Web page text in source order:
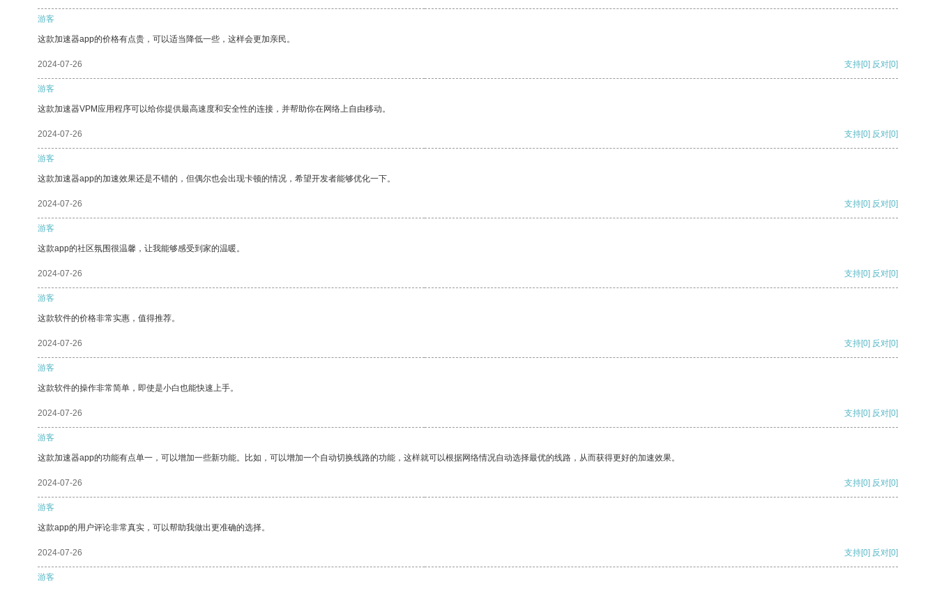
游客
这款加速器app的价格有点贵，可以适当降低一些，这样会更加亲民。
2024-07-26 支持[0] 反对[0]
游客
这款加速器VPM应用程序可以给你提供最高速度和安全性的连接，并帮助你在网络上自由移动。
2024-07-26 支持[0] 反对[0]
游客
这款加速器app的加速效果还是不错的，但偶尔也会出现卡顿的情况，希望开发者能够优化一下。
2024-07-26 支持[0] 反对[0]
游客
这款app的社区氛围很温馨，让我能够感受到家的温暖。
2024-07-26 支持[0] 反对[0]
游客
这款软件的价格非常实惠，值得推荐。
2024-07-26 支持[0] 反对[0]
游客
这款软件的操作非常简单，即使是小白也能快速上手。
2024-07-26 支持[0] 反对[0]
游客
这款加速器app的功能有点单一，可以增加一些新功能。比如，可以增加一个自动切换线路的功能，这样就可以根据网络情况自动选择最优的线路，从而获得更好的加速效果。
2024-07-26 支持[0] 反对[0]
游客
这款app的用户评论非常真实，可以帮助我做出更准确的选择。
2024-07-26 支持[0] 反对[0]
游客